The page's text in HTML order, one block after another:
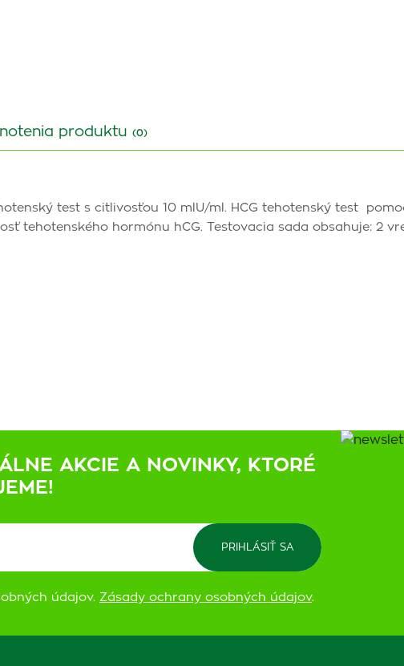
produktu (0)
test s citlivosťou 10 mlU/ml. HCG tehotenský test
tehotenského hormónu hCG. Testovacia sada obsahuje: 2
AKCIE A NOVINKY, KTORÉ
údajov. Zásady ochrany osobných údajov.